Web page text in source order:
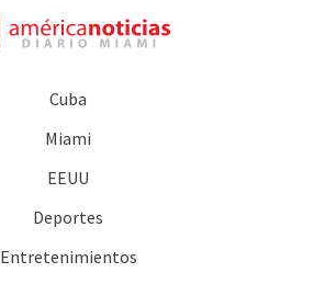
Cuba
Miami
EEUU
Deportes
Entretenimientos